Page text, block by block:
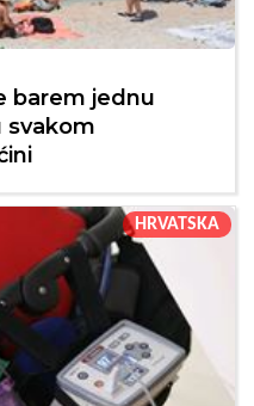
barem jednu
svakom
HRVATSKA